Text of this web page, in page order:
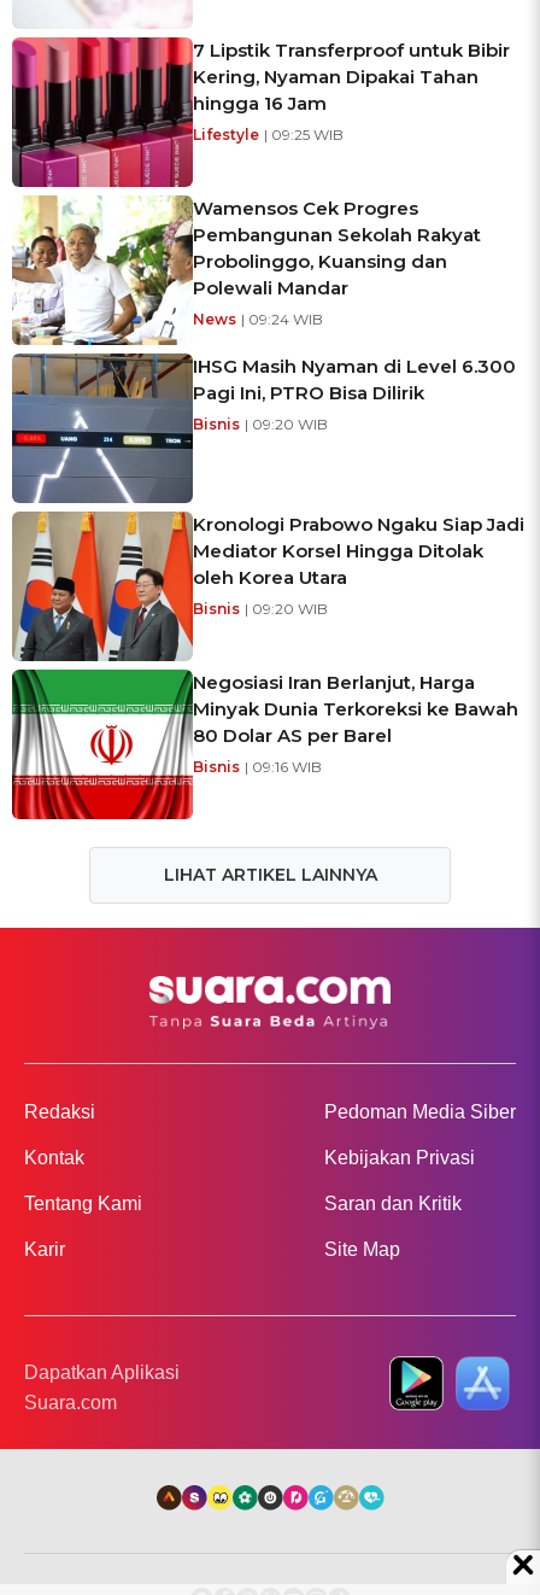
7 Lipstik Transferproof untuk Bibir
Kering, Nyaman Dipakai Tahan
hingga 16 Jam
Lifestyle | 09:25 WIB
Wamensos Cek Progres
Pembangunan Sekolah Rakyat
Probolinggo, Kuansing dan
Polewali Mandar
News | 09:24 WIB
IHSG Masih Nyaman di Level 6.300
Pagi Ini, PTRO Bisa Dilirik
Bisnis | 09:20 WIB
Kronologi Prabowo Ngaku Siap Jadi
Mediator Korsel Hingga Ditolak
oleh Korea Utara
Bisnis | 09:20 WIB
Negosiasi Iran Berlanjut, Harga
Minyak Dunia Terkoreksi ke Bawah
80 Dolar AS per Barel
Bisnis | 09:16 WIB
LIHAT ARTIKEL LAINNYA
Redaksi
Kontak
Tentang Kami
Karir
Pedoman Media Siber
Kebijakan Privasi
Saran dan Kritik
Site Map
Dapatkan Aplikasi
Suara.com